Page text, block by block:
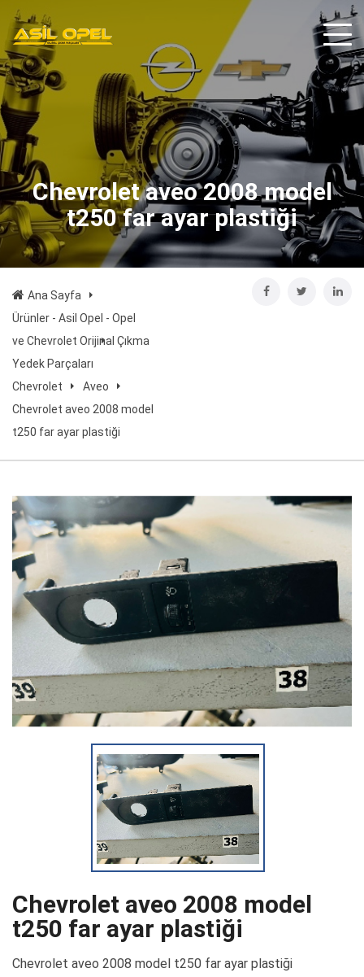
Chevrolet aveo 2008 model
t250 far ayar plastiği
Ana Sayfa
Ürünler - Asil Opel - Opel
ve Chevrolet Orijinal Çıkma
Yedek Parçaları
Chevrolet
Aveo
Chevrolet aveo 2008 model
t250 far ayar plastiği
Chevrolet aveo 2008 model
t250 far ayar plastiği
Chevrolet aveo 2008 model t250 far ayar plastiği